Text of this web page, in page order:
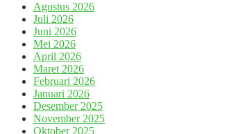
Agustus 2026
Juli 2026
Juni 2026
Mei 2026
April 2026
Maret 2026
Februari 2026
Januari 2026
Desember 2025
November 2025
Oktober 2025